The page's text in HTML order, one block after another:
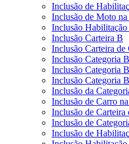
Inclusão de
Inclusão de Moto na
Inclusão Habilitação
Inclusão Carteira B
Inclusão Carteira de
Inclusão Categoria B
Inclusão Categoria
Inclusão Categoria
Inclusão da
Inclusão de Carro
Inclusão de Carteira
Inclusão de
Inclusão de